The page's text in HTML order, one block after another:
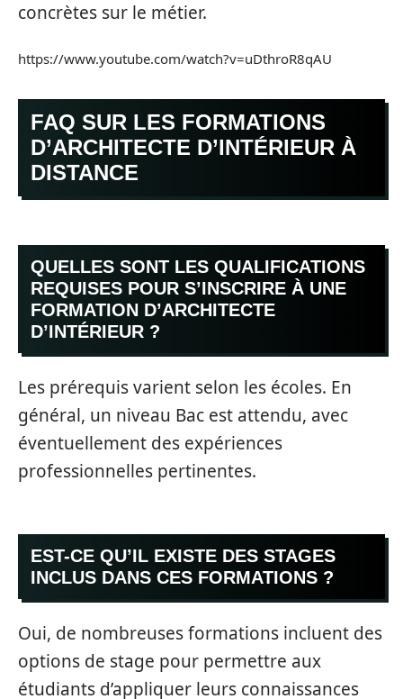
concrètes sur le métier.
https://www.youtube.com/watch?v=uDthroR8qAU
FAQ SUR LES FORMATIONS
D’ARCHITECTE D’INTÉRIEUR À
DISTANCE
QUELLES SONT LES QUALIFICATIONS
REQUISES POUR S’INSCRIRE À UNE
FORMATION D’ARCHITECTE
D’INTÉRIEUR ?
Les prérequis varient selon les écoles. En
général, un niveau Bac est attendu, avec
éventuellement des expériences
professionnelles pertinentes.
EST-CE QU’IL EXISTE DES STAGES
INCLUS DANS CES FORMATIONS ?
Oui, de nombreuses formations incluent des
options de stage pour permettre aux
étudiants d’appliquer leurs connaissances